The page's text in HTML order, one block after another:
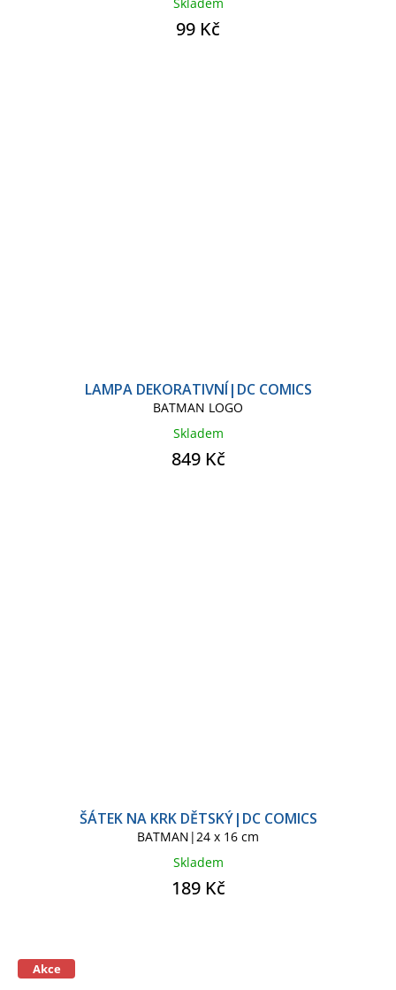
99 Kč
LAMPA DEKORATIVNÍ|DC COMICS
BATMAN LOGO
Skladem
849 Kč
ŠÁTEK NA KRK DĚTSKÝ|DC COMICS
BATMAN|24 x 16 cm
Skladem
189 Kč
Akce